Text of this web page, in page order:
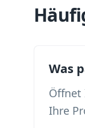
Was
Öffnet
Ihre